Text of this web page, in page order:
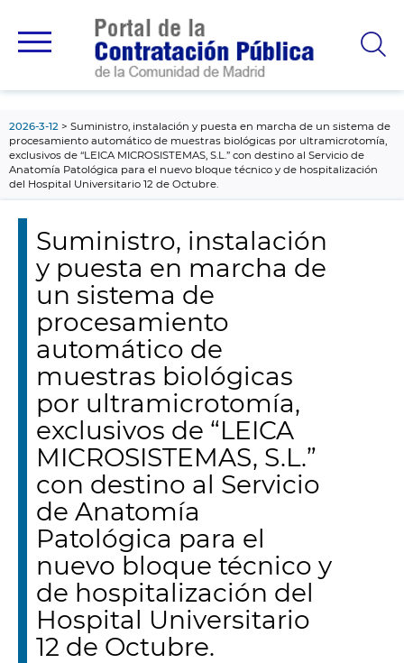
principal
2026-3-12
Suministro, instalación y puesta en marcha de un sistema de
procesamiento automático de muestras biológicas por ultramicrotomía,
exclusivos de “LEICA MICROSISTEMAS, S.L.” con destino al Servicio de
Anatomía Patológica para el nuevo bloque técnico y de hospitalización
del Hospital Universitario 12 de Octubre.
Suministro, instalación
y puesta en marcha de
un sistema de
procesamiento
automático de
muestras biológicas
por ultramicrotomía,
exclusivos de “LEICA
MICROSISTEMAS, S.L.”
con destino al Servicio
de Anatomía
Patológica para el
nuevo bloque técnico y
de hospitalización del
Hospital Universitario
12 de Octubre.